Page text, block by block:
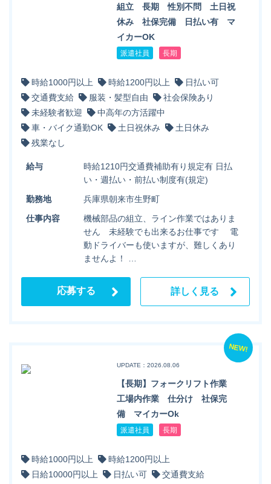
組立 長期 性別不問 土日祝
休み 社保完備 日払い有 マ
イカーOK
派遣社員 長期
時給1000円以上 時給1200円以上
日払い可
交通費支給
服装・髪型自由
社会保険あり
未経験者歓迎
中高年の方活躍中
車・バイク通勤OK
土日祝休み
土日休み
残業なし
給与
時給1210円交通費補助有り規定有 日払
い・週払い・前払い制度有(規定)
勤務地
兵庫県朝来市生野町
仕事内容
機械部品の組立、ライン作業ではありま
せん 未経験でも出来るお仕事です 電
動ドライバーも使いますが、難しくあり
ませんよ！ …
応募する 詳しく見る
NEW!
UPDATE：2026.08.06
【長期】フォークリフト作業
工場内作業 仕分け 社保完
備 マイカーOk
派遣社員 長期
時給1000円以上
時給1200円以上
日給10000円以上
日払い可
交通費支給